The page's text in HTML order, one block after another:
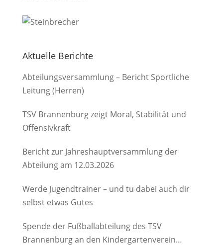
Aktuelle Berichte
Abteilungsversammlung – Bericht Sportliche
Leitung (Herren)
TSV Brannenburg zeigt Moral, Stabilität und
Offensivkraft
Bericht zur Jahreshauptversammlung der
Abteilung am 12.03.2026
Werde Jugendtrainer – und tu dabei auch dir
selbst etwas Gutes
Spende der Fußballabteilung des TSV
Brannenburg an den Kindergartenverein